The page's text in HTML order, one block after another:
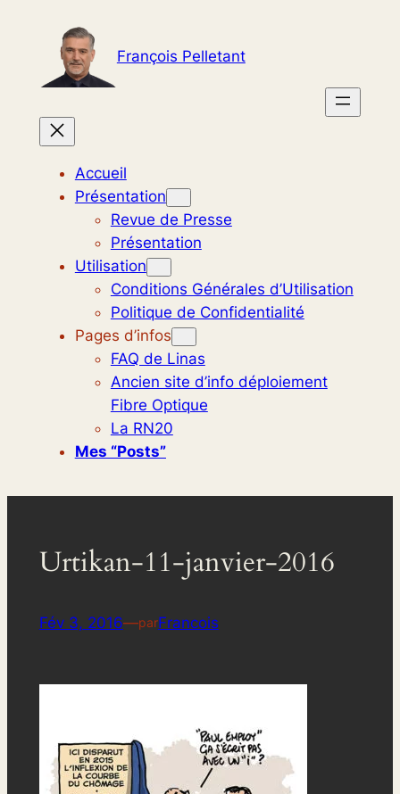
contenu
François Pelletant
Accueil
Présentation
Revue de Presse
Présentation
Utilisation
Conditions Générales d’Utilisation
Politique de Confidentialité
Pages d’infos
FAQ de Linas
Ancien site d’info déploiement
Fibre Optique
La RN20
Mes “posts”
Urtikan-11-janvier-2016
Fév 3, 2016—parFrancois